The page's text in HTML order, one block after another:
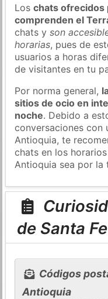
Loschats ofrecidos
comprenden el
chats yson
horarias, pues de
usuarios a horas
de visitantes en tu
Por norma general,
sitios de ocio en
noche. Debido a
conversaciones con
Antioquia, te
chats en los
Antioquia sea por la
de Santa
Códigos
Antioquia